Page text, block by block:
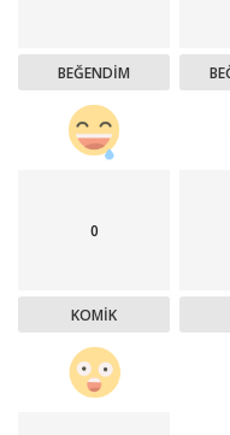
BEĞENDIM
0
KOMIK